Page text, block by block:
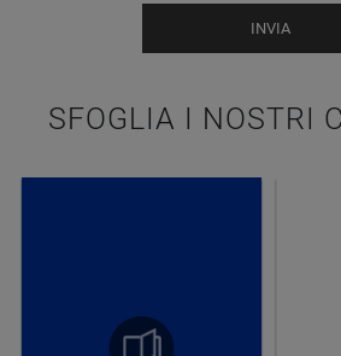
SFOGLIA I NOSTRI
INVIA